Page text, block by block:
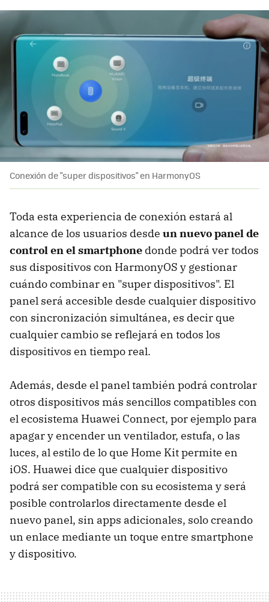
Conexión de "super dispositivos" en HarmonyOS
Toda esta experiencia de conexión estará al
alcance de los usuarios desde un nuevo panel de
control en el smartphone donde podrá ver todos
sus dispositivos con HarmonyOS y gestionar
cuándo combinar en "super dispositivos". El
panel será accesible desde cualquier dispositivo
con sincronización simultánea, es decir que
cualquier cambio se reflejará en todos los
dispositivos en tiempo real.
Además, desde el panel también podrá controlar
otros dispositivos más sencillos compatibles con
el ecosistema Huawei Connect, por ejemplo para
apagar y encender un ventilador, estufa, o las
luces, al estilo de lo que Home Kit permite en
iOS. Huawei dice que cualquier dispositivo
podrá ser compatible con su ecosistema y será
posible controlarlos directamente desde el
nuevo panel, sin apps adicionales, solo creando
un enlace mediante un toque entre smartphone
y dispositivo.